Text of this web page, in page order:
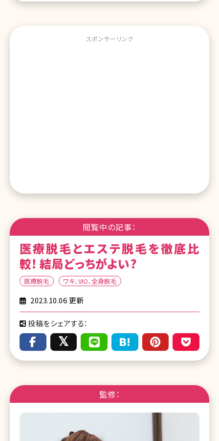
スポンサーリンク
閲覧中の記事：
医療脱毛とエステ脱毛を徹底比
較! 結局どっちがよい?
医療脱毛 ワキ、VIO、全身脱毛
2023.10.06 更新
投稿をシェアする：
監修：